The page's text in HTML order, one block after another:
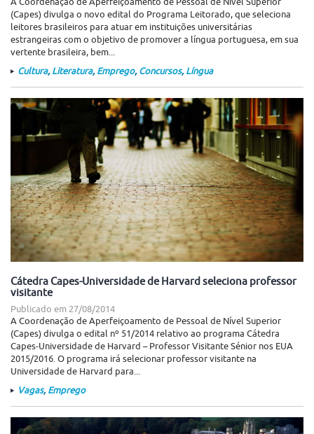
(Capes) divulga o novo edital do Programa Leitorado, que seleciona
leitores brasileiros para atuar em instituições universitárias
estrangeiras com o objetivo de promover a língua portuguesa, em sua
vertente brasileira, bem...
Cultura, Literatura, Emprego, Concursos, Língua
Cátedra Capes-Universidade de Harvard seleciona professor
visitante
Publicado em 27/08/2014
A Coordenação de Aperfeiçoamento de Pessoal de Nível Superior
(Capes) divulga o edital nº 51/2014 relativo ao programa Cátedra
Capes-Universidade de Harvard – Professor Visitante Sénior nos EUA
2015/2016. O programa irá selecionar professor visitante na
Universidade de Harvard para...
Vagas, Emprego